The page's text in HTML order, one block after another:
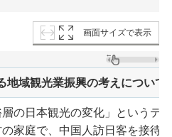
画面サイズで表示
地域観光業振興の考えについて
の日本観光の変化」というテ
家庭で、中国人訪日客を接待